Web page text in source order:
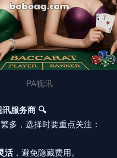
PA视讯
讯服务商 🔍
多，选择时要重点关注：
活 ，避免隐藏费用。